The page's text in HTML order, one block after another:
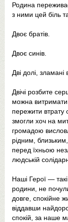
Родина
з ними цей біль
Двоє братів.
Двоє синів.
Дві долі, зламані
Двічі розбите
можна
пережити втрату
змогли хоч на
громадою
рідним,
перед їхньою
людській
Наші Герої —
родини, не
довге, спокійне
віддавши
спокій, за наше